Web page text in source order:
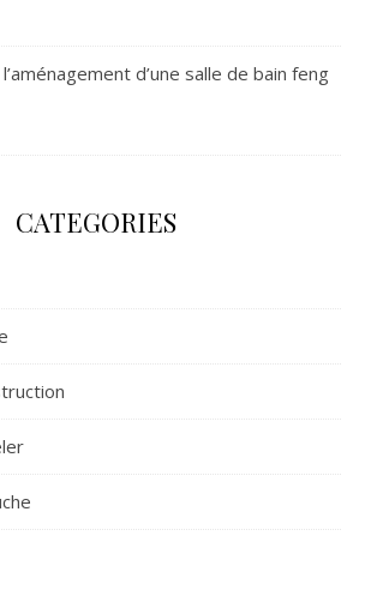
d’une salle de bain feng
CATEGORIES